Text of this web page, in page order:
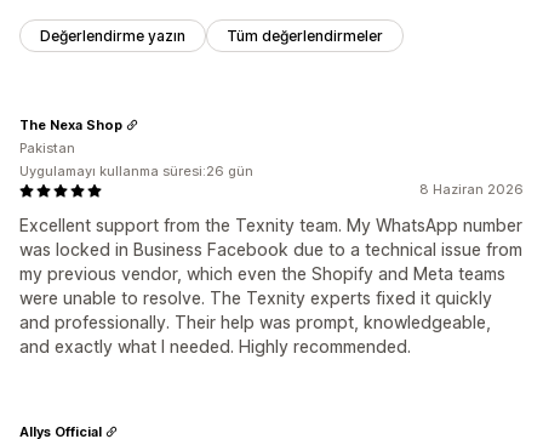
Değerlendirme yazın Tüm değerlendirmeler
8 Haziran 2026
Excellent support from the Texnity team. My WhatsApp number
was locked in Business Facebook due to a technical issue from
my previous vendor, which even the Shopify and Meta teams
were unable to resolve. The Texnity experts fixed it quickly
and professionally. Their help was prompt, knowledgeable,
and exactly what I needed. Highly recommended.
The Nexa Shop
Pakistan
Uygulamayı kullanma süresi:26 gün
Allys Official